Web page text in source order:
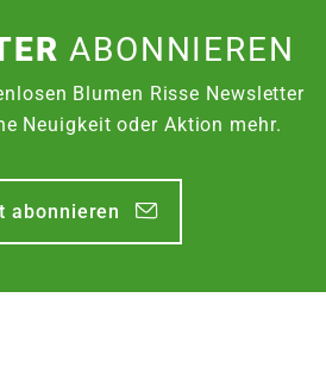
ABONNIEREN
Blumen Risse Newsletter
Neuigkeit oder Aktion mehr.
abonnieren